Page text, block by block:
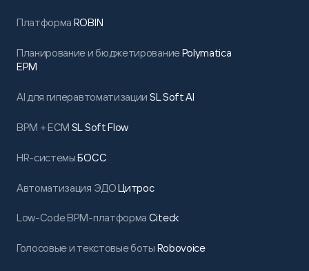
Платформа ROBIN
Планирование и бюджетированиеPolymatica
EPM
AI для гиперавтоматизации SL Soft AI
BPM + ECM SL Soft Flow
HR-системыБОСС
Автоматизация ЭДОЦитрос
Low-Code BPM-платформа Citeck
Голосовые и текстовые боты Robovoice